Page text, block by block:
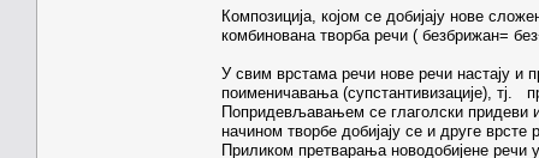
Композиција, којом се добијају нове
комбинована творба речи ( безбрижан=
У свим врстама речи нове речи настају и
поименичавања (супстантивизације),
Попридевљавањем се глаголски придеви
начином творбе добијају се и друге
Приликом претварања новодобијене речи